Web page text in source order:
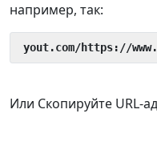
например, так:
yout.com/https://
Или Скопируйте URL-